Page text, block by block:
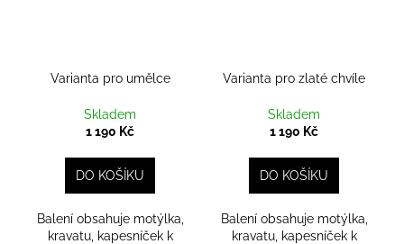
Varianta pro umělce
Skladem
1 190 Kč
DO KOŠÍKU
Balení obsahuje motýlka,
kravatu, kapesníček k
Varianta pro zlaté chvíle
Skladem
1 190 Kč
DO KOŠÍKU
Balení obsahuje motýlka,
kravatu, kapesníček k